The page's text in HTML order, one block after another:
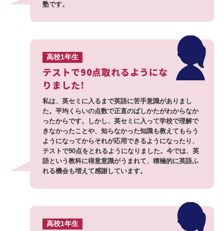
塾です。
高校1年生
テストで90点取れるようにな
りました!
私は、英セミに入るまで英語に苦手意識がありまし
た。平均くらいの点数で正直のばしかたがわからなか
ったからです。しかし、英セミに入って学校で理解で
きなかったことや、知らなかった知識も教えてもらう
ようになってからそれが応用できるようになったり、
テストで90点をとれるようになりました。今では、英
語という教科に得意意識がうまれて、積極的に英語ふ
れる機会も増えて感謝しています。
高校1年生